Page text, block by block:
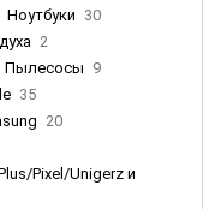
Ноутбуки 30
2
Пылесосы 9
35
20
Pixel/Unigerz и